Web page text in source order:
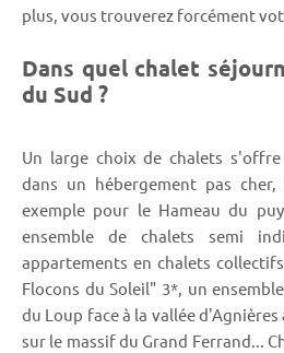
plus, vous trouverez forcément
Dans quel chalet
du Sud ?
Un large choix de chalets
dans un hébergement pas
exemple pour le Hameau du
ensemble de chalets semi
appartements en chalets
Flocons du Soleil" 3*, un
du Loup face à la vallée
sur le massif du Grand Ferrand...